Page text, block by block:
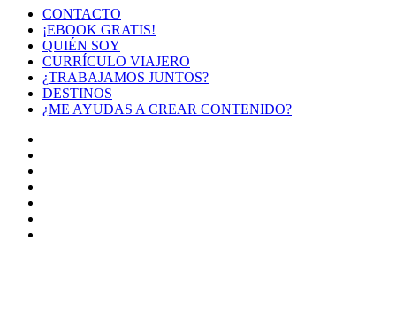
CONTACTO
¡EBOOK GRATIS!
QUIÉN SOY
CURRÍCULO VIAJERO
¿TRABAJAMOS JUNTOS?
DESTINOS
¿ME AYUDAS A CREAR CONTENIDO?